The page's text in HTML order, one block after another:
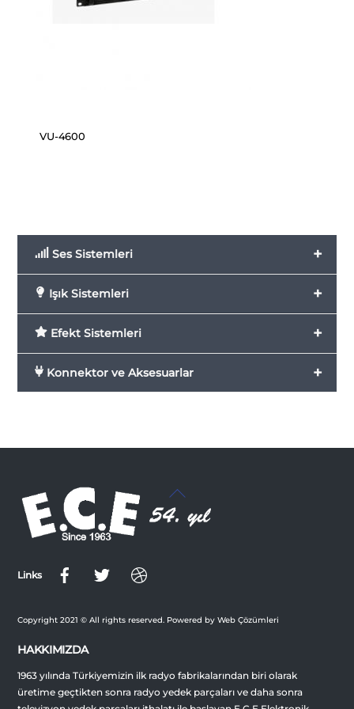
VU-4600
+
Ses Sistemleri
+
Işık Sistemleri
+
Efekt Sistemleri
+
Konnektor ve Aksesuarlar
Back
Top
Links
Copyright 2021 © All rights reserved. Powered by Web Çözümleri
HAKKIMIZDA
1963 yılında Türkiyemizin ilk radyo fabrikalarından biri olarak
üretime geçtikten sonra radyo yedek parçaları ve daha sonra